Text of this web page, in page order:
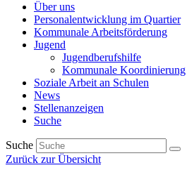
Über uns
Personalentwicklung im Quartier
Kommunale Arbeitsförderung
Jugend
Jugendberufshilfe
Kommunale Koordinierung
Soziale Arbeit an Schulen
News
Stellenanzeigen
Suche
Suche
Zurück zur Übersicht